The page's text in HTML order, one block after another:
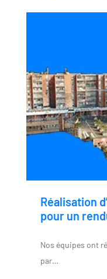
Réalisation
pour un
Nos équipes ont
par…